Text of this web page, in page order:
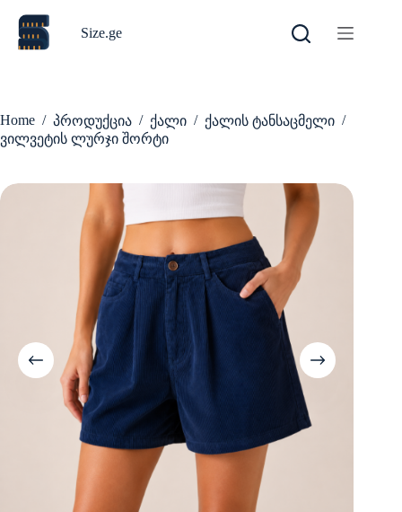
content
Size.ge
Home / პროდუქცია / ქალი / ქალის ტანსაცმელი /
ვილვეტის ლურჯი შორტი